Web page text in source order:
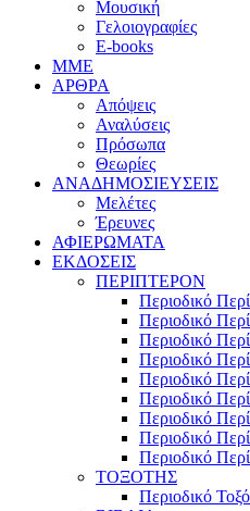
Μουσική
Γελοιογραφίες
E-books
MME
ΑΡΘΡΑ
Απόψεις
Αναλύσεις
Πρόσωπα
Θεωρίες
ΑΝΑΔΗΜΟΣΙΕΥΣΕΙΣ
Μελέτες
Έρευνες
ΑΦΙΕΡΩΜΑΤΑ
ΕΚΔΟΣΕΙΣ
ΠΕΡΙΠΤΕΡΟΝ
Περιοδικό
Περιοδικό
Περιοδικό
Περιοδικό
Περιοδικό
Περιοδικό
Περιοδικό
Περιοδικό
Περιοδικό
ΤΟΞΟΤΗΣ
Περιοδικό